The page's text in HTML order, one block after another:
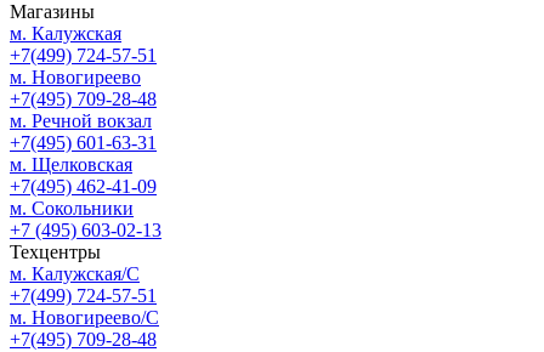
Магазины
м. Калужская
+7(499) 724-57-51
м. Новогиреево
+7(495) 709-28-48
м. Речной вокзал
+7(495) 601-63-31
м. Щелковская
+7(495) 462-41-09
м. Сокольники
+7 (495) 603-02-13
Техцентры
м. Калужская/С
+7(499) 724-57-51
м. Новогиреево/С
+7(495) 709-28-48